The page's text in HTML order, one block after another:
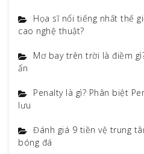
Họa sĩ nổi tiếng nhất thế
cao nghệ thuật?
Mơ bay trên trời là điềm
ẩn
Penalty là gì? Phân biệt
lưu
Đánh giá 9 tiền vệ trung
bóng đá